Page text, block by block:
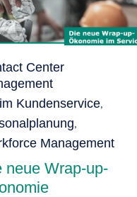
Center
Kundenservice,
,
Management
neue Wrap-up-